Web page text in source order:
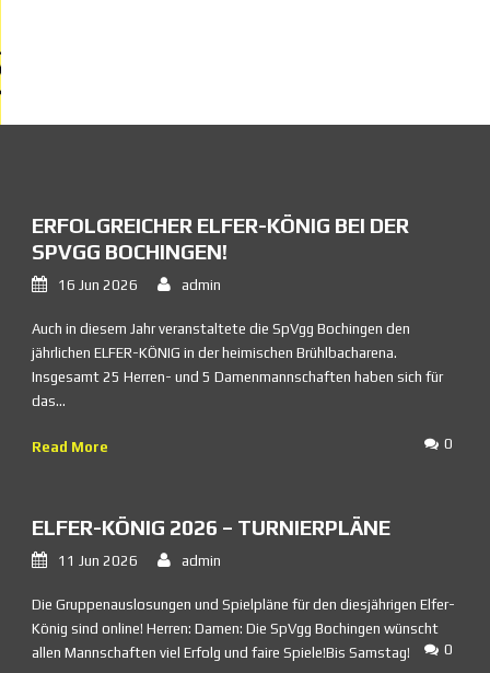
ERFOLGREICHER ELFER-KÖNIG BEI DER
SPVGG BOCHINGEN!
16 Jun 2026 admin
Auch in diesem Jahr veranstaltete die SpVgg Bochingen den
jährlichen ELFER-KÖNIG in der heimischen Brühlbacharena.
Insgesamt 25 Herren- und 5 Damenmannschaften haben sich für
das...
Read More 0
ELFER-KÖNIG 2026 – TURNIERPLÄNE
11 Jun 2026 admin
Die Gruppenauslosungen und Spielpläne für den diesjährigen Elfer-
König sind online! Herren: Damen: Die SpVgg Bochingen wünscht
allen Mannschaften viel Erfolg und faire Spiele!Bis Samstag!
0